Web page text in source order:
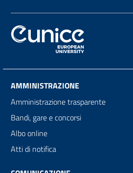
AMMINISTRAZIONE
Amministrazione trasparente
Bandi, gare e concorsi
Albo online
Atti di notifica